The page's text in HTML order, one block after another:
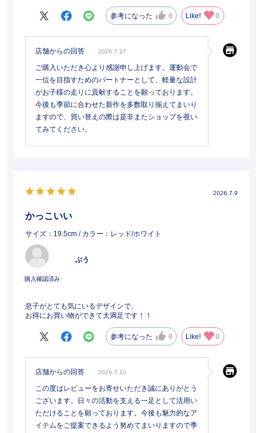
参考になった 0 Like! 0
店舗からの回答 2026.7.17
ご購入いただき心より感謝申し上げます。運動会で
一位を目指すためのパートナーとして、軽量な設計
がお子様の走りに貢献することを願っております。
今後も季節に合わせた新作を多数取り揃えてまいり
ますので、買い替えの際は是非またショップを覗い
てみてください。
2026.7.9
かっこいい
サイズ：19.5cm / カラー：レッド/ホワイト
ぷう
息子がとても気にいるデザインで、
お得にお買い物ができて大満足です！！
参考になった 0 Like! 0
店舗からの回答 2026.7.10
この度はレビューをお寄せいただき誠にありがとう
ございます。日々の活動を支える一足として活用い
ただけることを願っております。今後も魅力的なア
イテムをご提案できるよう努めてまいりますので季